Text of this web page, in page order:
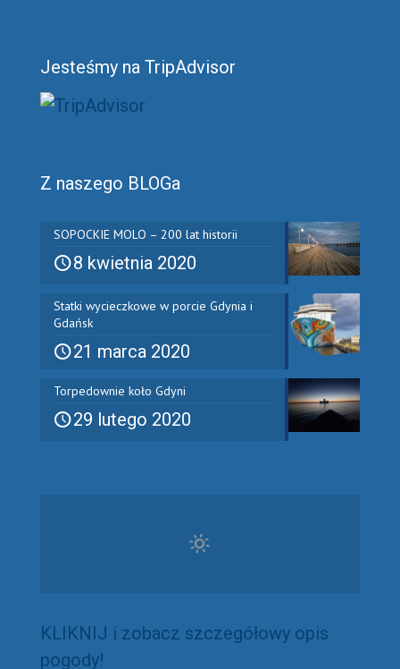
Jesteśmy na TripAdvisor
Z naszego BLOGa
SOPOCKIE MOLO – 200 lat historii
8 kwietnia 2020
Statki wycieczkowe w porcie Gdynia i
Gdańsk
21 marca 2020
Torpedownie koło Gdyni
29 lutego 2020
KLIKNIJ i zobacz szczegółowy opis
pogody!